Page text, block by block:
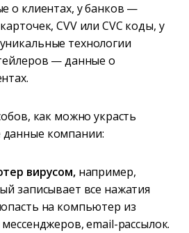
о клиентах, у банков —
CVV или CVC коды, у
технологии
— данные о
как можно украсть
компании:
вирусом, например,
записывает все нажатия
на компьютер из
email-рассылок.